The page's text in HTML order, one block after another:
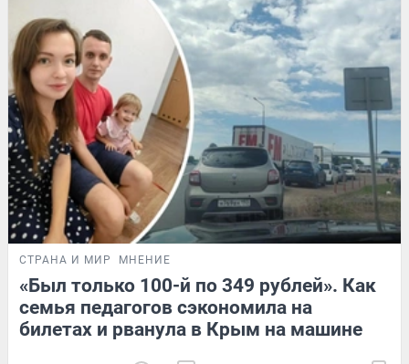
СТРАНА И МИР МНЕНИЕ
«Был только 100-й по 349 рублей». Как
семья педагогов сэкономила на
билетах и рванула в Крым на машине